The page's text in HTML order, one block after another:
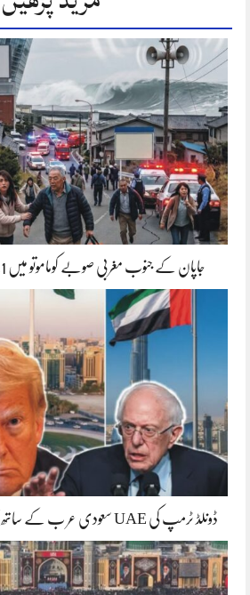
جاپان کے جنوب مغربی صوبے کوماموتو میں 7.1 شدت کا شدید زلزلہ
ڈونلڈ ٹرمپ کی UAE سعودی عر ب کے ساتھ تعلقات کی وجہ ان کی…